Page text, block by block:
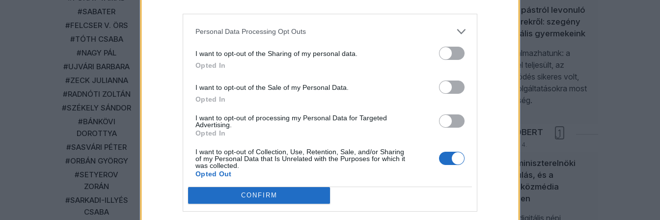
Personal Data Processing Opt Outs
I want to opt-out of the Sharing of my personal data.
Opted In
I want to opt-out of the Sale of my Personal Data.
Opted In
I want to opt-out of processing my Personal Data for Targeted
Advertising.
Opted In
I want to opt-out of Collection, Use, Retention, Sale, and/or Sharing
of my Personal Data that Is Unrelated with the Purposes for which it
was collected.
Opted Out
CONFIRM
egyenlőtlenebbé a világot az internet? Hogyan mászik be a politika a hátsó
Kommentek
Bejelentkezés
2026. február 16. 10:46
#SABATER
#FELCSER V. ÖRS
#TÓTH CSABA
#NAGY PÁL
#UJVÁRI BARBARA
#ZECK JULIANNA
#RADNÓTI ZOLTÁN
#SZÉKELY SÁNDOR
#BÁNKÖVI
DOROTTYA
#SASVÁRI PÉTER
#ORBÁN GYÖRGY
#SETYEROV
ZORÁN
#SARKADI-ILLYÉS
CSABA
A politikai pástról levonuló
influenszerekről: szegény
paraszociális gyermekeink
Úgy is fogalmazhatunk: a
kampánycél teljesült, az
együttműködés sikeres volt,
további szolgáltatásokra most
nincs szükség.
NÉMETH RÓBERT
2026. augusztus 4.
1
Elég egy miniszterelnöki
odamordulás, és a
független közmédia
összerezzen
Valamiféle digitális népi